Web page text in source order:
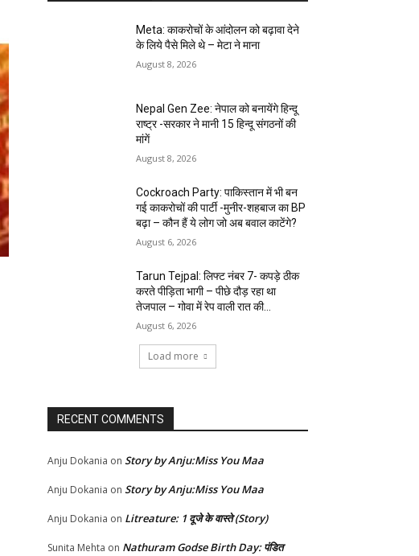
Meta: काकरोचों के आंदोलन को बढ़ावा देने
के लिये पैसे मिले थे – मेटा ने माना
August 8, 2026
Nepal Gen Zee: नेपाल को बनायेंगे हिन्दू
राष्ट्र -सरकार ने मानी 15 हिन्दू संगठनों की
मांगें
August 8, 2026
Cockroach Party: पाकिस्तान में भी बन
गई काकरोचों की पार्टी -मुनीर-शहबाज का BP
बढ़ा – कौन हैं ये लोग जो अब बवाल काटेंगे?
August 6, 2026
Tarun Tejpal: लिफ्ट नंबर 7- कपड़े ठीक
करते पीड़िता भागी – पीछे दौड़ रहा था
तेजपाल – गोवा में रेप वाली रात की...
August 6, 2026
Load more
RECENT COMMENTS
Anju Dokania on Story by Anju:Miss You Maa
Anju Dokania on Story by Anju:Miss You Maa
Anju Dokania on Litreature: 1 दूजे के वास्ते (Story)
Sunita Mehta on Nathuram Godse Birth Day: पंडित